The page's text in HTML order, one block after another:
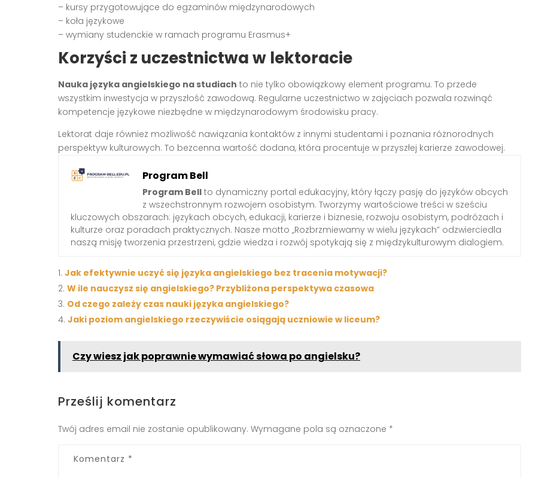
– kursy przygotowujące do egzaminów międzynarodowych
– koła językowe
– wymiany studenckie w ramach programu Erasmus+
Korzyści z uczestnictwa w lektoracie
Nauka języka angielskiego na studiach to nie tylko obowiązkowy element programu. To przede
wszystkim inwestycja w przyszłość zawodową. Regularne uczestnictwo w zajęciach pozwala rozwinąć
kompetencje językowe niezbędne w międzynarodowym środowisku pracy.
Lektorat daje również możliwość nawiązania kontaktów z innymi studentami i poznania różnorodnych
perspektyw kulturowych. To bezcenna wartość dodana, która procentuje w przyszłej karierze zawodowej.
Program Bell
Program Bell to dynamiczny portal edukacyjny, który łączy pasję do języków obcych
z wszechstronnym rozwojem osobistym. Tworzymy wartościowe treści w sześciu
kluczowych obszarach: językach obcych, edukacji, karierze i biznesie, rozwoju osobistym, podróżach i
kulturze oraz poradach praktycznych. Nasze motto „Rozbrzmiewamy w wielu językach” odzwierciedla
naszą misję tworzenia przestrzeni, gdzie wiedza i rozwój spotykają się z międzykulturowym dialogiem.
Jak efektywnie uczyć się języka angielskiego bez tracenia motywacji?
W ile nauczysz się angielskiego? Przybliżona perspektywa czasowa
Od czego zależy czas nauki języka angielskiego?
Jaki poziom angielskiego rzeczywiście osiągają uczniowie w liceum?
Czy wiesz jak poprawnie wymawiać słowa po angielsku?
Prześlij komentarz
Twój adres email nie zostanie opublikowany. Wymagane pola są oznaczone *